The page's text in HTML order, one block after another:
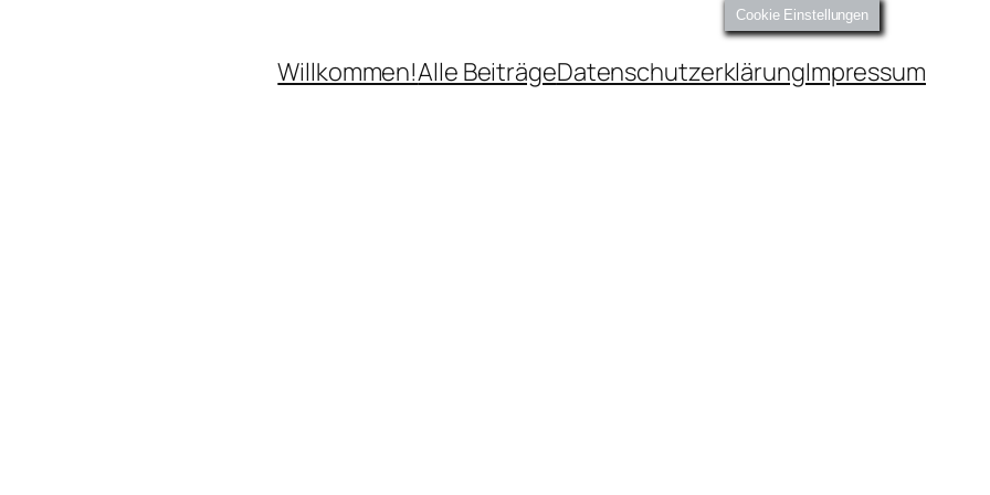
Willkommen!Alle BeiträgeDatenschutzerklärungImpressum
Cookie Einstellungen